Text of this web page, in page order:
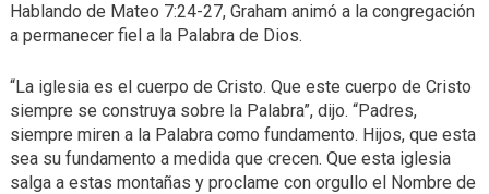
Hablando de Mateo 7:24-27, Graham animó a la congregación
a permanecer fiel a la Palabra de Dios.
“La iglesia es el cuerpo de Cristo. Que este cuerpo de Cristo
siempre se construya sobre la Palabra”, dijo. “Padres,
siempre miren a la Palabra como fundamento. Hijos, que esta
sea su fundamento a medida que crecen. Que esta iglesia
salga a estas montañas y proclame con orgullo el Nombre de